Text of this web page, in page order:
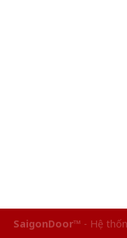
SaigonDoor™ - Hệ